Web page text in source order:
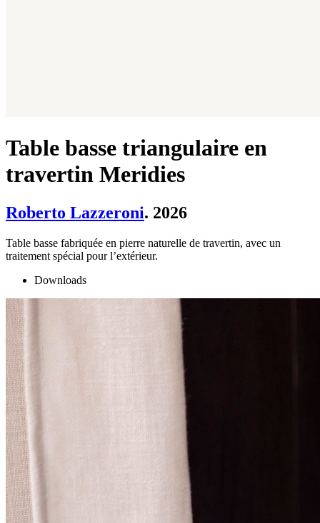
Table basse triangulaire en
travertin Meridies
Roberto Lazzeroni. 2026
Table basse fabriquée en pierre naturelle de travertin, avec un
traitement spécial pour l’extérieur.
Downloads